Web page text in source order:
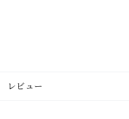
レビュー